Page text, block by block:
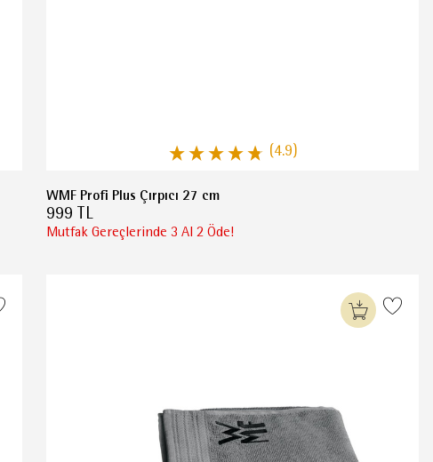
(4.9)
WMF Profi Plus Çırpıcı 27 cm
999 TL
Mutfak Gereçlerinde 3 Al 2 Öde!